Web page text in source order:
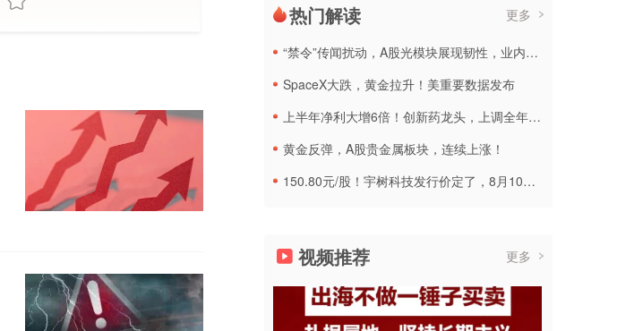
热门解读 更多
“禁令”传闻扰动，A股光模块展现韧性，业内人士：预计落地难度大
SpaceX大跌，黄金拉升！美重要数据发布
上半年净利大增6倍！创新药龙头，上调全年营收预测
黄金反弹，A股贵金属板块，连续上涨！
150.80元/股！宇树科技发行价定了，8月10日申购
视频推荐 更多